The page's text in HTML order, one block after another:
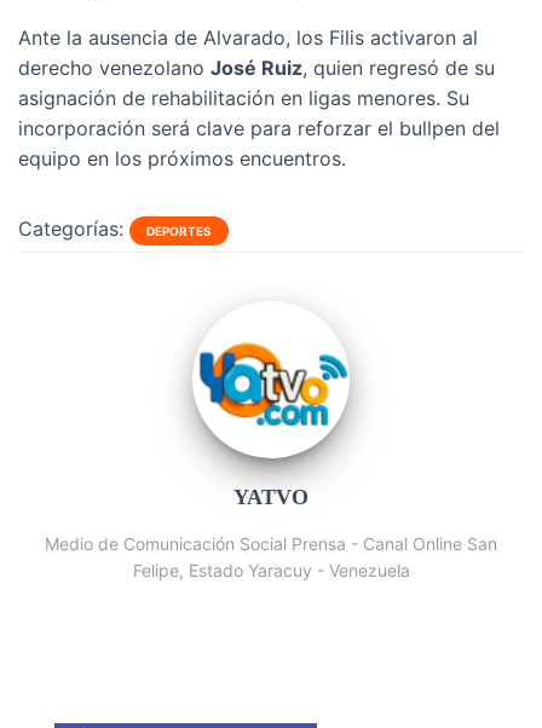
Ante la ausencia de Alvarado, los Filis activaron al
derecho venezolano José Ruiz, quien regresó de su
asignación de rehabilitación en ligas menores. Su
incorporación será clave para reforzar el bullpen del
equipo en los próximos encuentros.
Categorías: DEPORTES
YATVO
Medio de Comunicación Social Prensa - Canal Online San
Felipe, Estado Yaracuy - Venezuela